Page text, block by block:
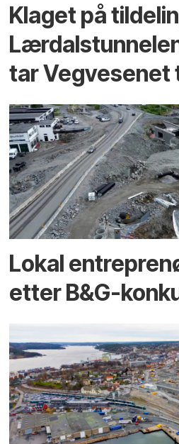
Klaget på
tar Vegvesenet
Lokal
etter B&G-